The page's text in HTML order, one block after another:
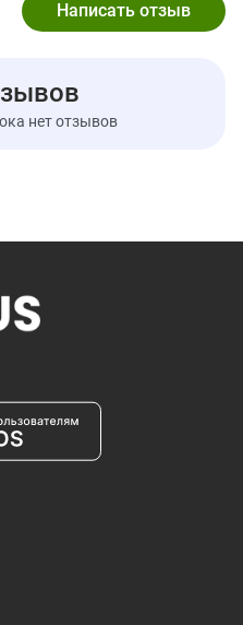
2%
при условии потребления
нет отзывов